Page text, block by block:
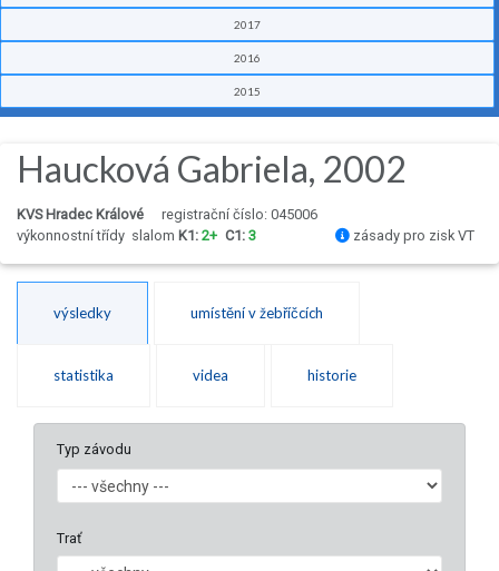
2017
2016
2015
Haucková Gabriela, 2002
KVS Hradec Králové
registrační číslo: 045006
výkonnostní třídy slalom K1: 2+ C1: 3 zásady pro zisk VT
výsledky umístění v žebříčcích
statistika videa historie
Typ závodu
Trať